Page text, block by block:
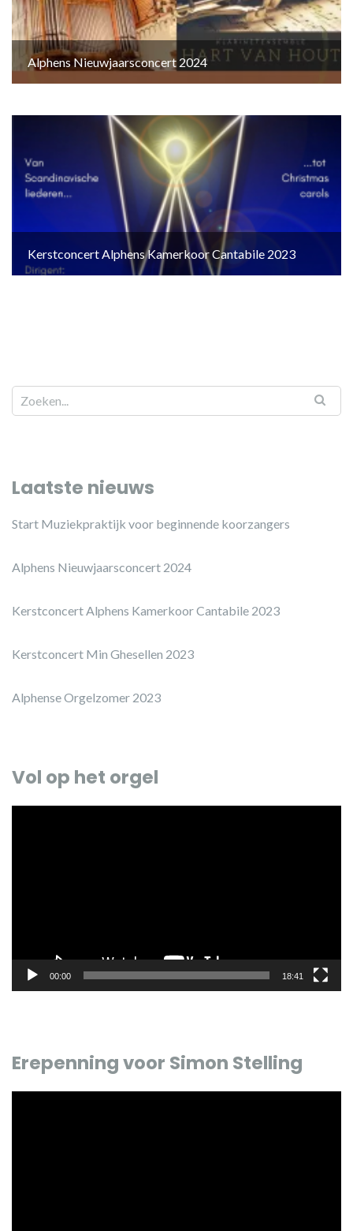
Alphens Nieuwjaarsconcert 2024
Kerstconcert Alphens Kamerkoor Cantabile 2023
Laatste nieuws
Start Muziekpraktijk voor beginnende koorzangers
Alphens Nieuwjaarsconcert 2024
Kerstconcert Alphens Kamerkoor Cantabile 2023
Kerstconcert Min Ghesellen 2023
Alphense Orgelzomer 2023
Vol op het orgel
00:00 18:41
Erepenning voor Simon Stelling